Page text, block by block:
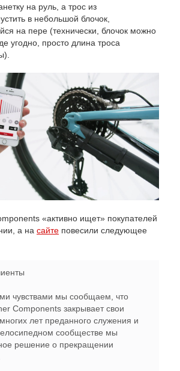
на руль, а трос из
в небольшой блочок,
на пере (технически, блочок можно
угодно, просто длина троса
«активно ищет» покупателей
а на сайте повесили следующее
чувствами мы сообщаем, что
Components закрывает свои
лет преданного служения и
сообществе мы
решение о прекращении